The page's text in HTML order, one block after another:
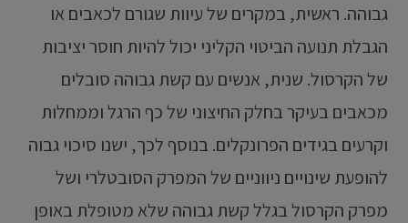
גבוהה. ראשית, במקרים של עיוות שגורם לכאבים או
הגבלת תנועה הביטוי הקליני יכול להיות חוסר יציבות
של הקרסול. שנית, אנשים עם קשת גבוהה סובלים
מכאבים בעיקר בחלק החיצוני של כף הרגל וממחלות
וקרעים בגידים הפרונקלים. בנוסף לכך, ישנו סיכוי גבוה
להופעת שינויים ניווניים של המפרק הסובטלרי ושל
מפרק הקרסול בגלל קשת גבוהה שלא מטופלת באופן